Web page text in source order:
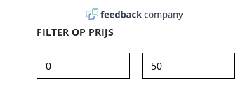
FILTER OP PRIJS